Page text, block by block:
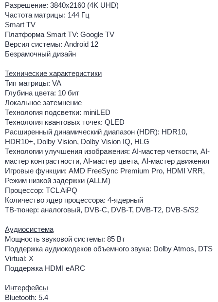
Разрешение: 3840x2160 (4K UHD)
Частота матрицы: 144 Гц
Smart TV
Платформа Smart TV: Google TV
Версия системы: Android 12
Безрамочный дизайн
Технические характеристики
Тип матрицы: VA
Глубина цвета: 10 бит
Локальное затемнение
Технология подсветки: miniLED
Технология квантовых точек: QLED
Расширенный динамический диапазон (HDR): HDR10,
HDR10+, Dolby Vision, Dolby Vision IQ, HLG
Технологии улучшения изображения: AI-мастер четкости, AI-
мастер контрастности, AI-мастер цвета, AI-мастер движения
Игровые функции: AMD FreeSync Premium Pro, HDMI VRR,
Режим низкой задержки (ALLM)
Процессор: TCL AiPQ
Количество ядер процессора: 4-ядерный
ТВ-тюнер: аналоговый, DVB-C, DVB-T, DVB-T2, DVB-S/S2
Аудиосистема
Мощность звуковой системы: 85 Вт
Поддержка аудиокодеков объемного звука: Dolby Atmos, DTS
Virtual: X
Поддержка HDMI eARC
Интерфейсы
Bluetooth: 5.4